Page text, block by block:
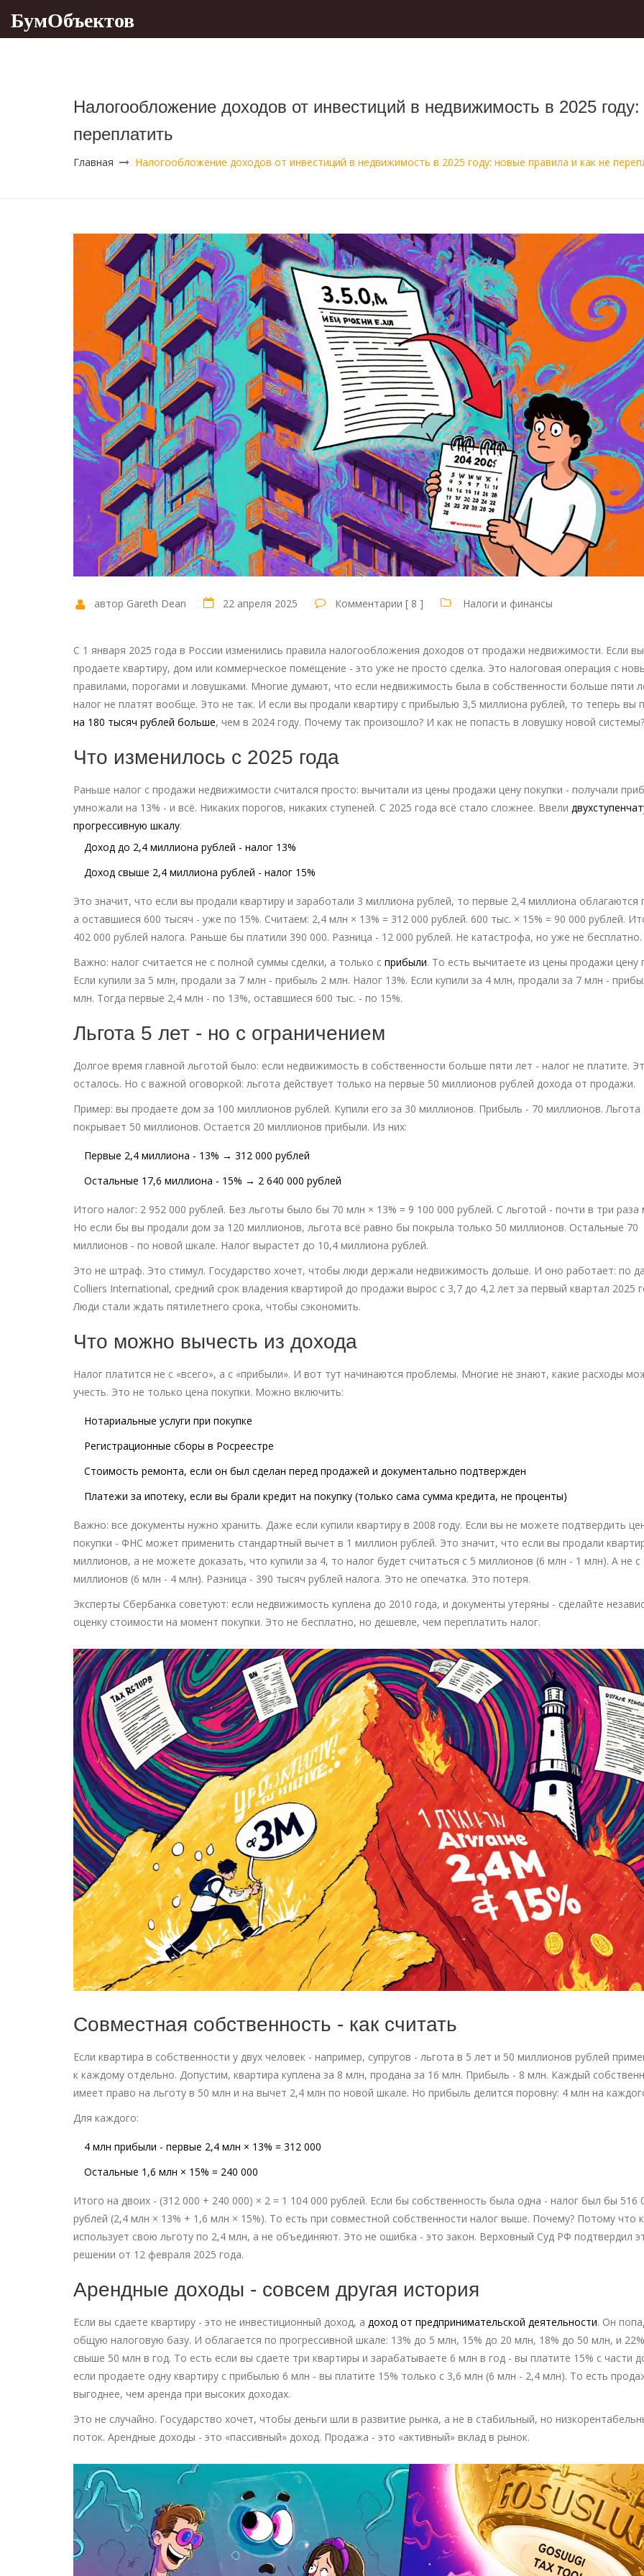
БумОбъектов
Налогообложение доходов от инвестиций в недвижимость в 2025
переплатить
Главная Налогообложение доходов от инвестиций в недвижимость в 2025 году: новые правила и как не
автор Gareth Dean 22 апреля 2025 Комментарии [ 8 ] Налоги и финансы
С 1 января 2025 года в России изменились правила налогообложения доходов от продажи недвижимости. Если вы
продаете квартиру, дом или коммерческое помещение - это уже не просто сделка. Это налоговая операция с
правилами, порогами и ловушками. Многие думают, что если недвижимость была в собственности больше пяти
налог не платят вообще. Это не так. И если вы продали квартиру с прибылью 3,5 миллиона рублей, то теперь вы
на 180 тысяч рублей больше, чем в 2024 году. Почему так произошло? И как не попасть в ловушку новой системы?
Что изменилось с 2025 года
Раньше налог с продажи недвижимости считался просто: вычитали из цены продажи цену покупки - получали
умножали на 13% - и всё. Никаких порогов, никаких ступеней. С 2025 года всё стало сложнее. Ввели
прогрессивную шкалу.
Доход до 2,4 миллиона рублей - налог 13%
Доход свыше 2,4 миллиона рублей - налог 15%
Это значит, что если вы продали квартиру и заработали 3 миллиона рублей, то первые 2,4 миллиона облагаются
а оставшиеся 600 тысяч - уже по 15%. Считаем: 2,4 млн × 13% = 312 000 рублей. 600 тыс. × 15% = 90 000 рублей.
402 000 рублей налога. Раньше бы платили 390 000. Разница - 12 000 рублей. Не катастрофа, но уже не бесплатно.
Важно: налог считается не с полной суммы сделки, а только с прибыли. То есть вычитаете из цены продажи цену
Если купили за 5 млн, продали за 7 млн - прибыль 2 млн. Налог 13%. Если купили за 4 млн, продали за 7 млн -
млн. Тогда первые 2,4 млн - по 13%, оставшиеся 600 тыс. - по 15%.
Льгота 5 лет - но с ограничением
Долгое время главной льготой было: если недвижимость в собственности больше пяти лет - налог не платите.
осталось. Но с важной оговоркой: льгота действует только на первые 50 миллионов рублей дохода от продажи.
Пример: вы продаете дом за 100 миллионов рублей. Купили его за 30 миллионов. Прибыль - 70 миллионов. Льгота
покрывает 50 миллионов. Остается 20 миллионов прибыли. Из них:
Первые 2,4 миллиона - 13% → 312 000 рублей
Остальные 17,6 миллиона - 15% → 2 640 000 рублей
Итого налог: 2 952 000 рублей. Без льготы было бы 70 млн × 13% = 9 100 000 рублей. С льготой - почти в три раза
Но если бы вы продали дом за 120 миллионов, льгота всё равно бы покрыла только 50 миллионов. Остальные 70
миллионов - по новой шкале. Налог вырастет до 10,4 миллиона рублей.
Это не штраф. Это стимул. Государство хочет, чтобы люди держали недвижимость дольше. И оно работает: по
Colliers International, средний срок владения квартирой до продажи вырос с 3,7 до 4,2 лет за первый квартал 2025
Люди стали ждать пятилетнего срока, чтобы сэкономить.
Что можно вычесть из дохода
Налог платится не с «всего», а с «прибыли». И вот тут начинаются проблемы. Многие не знают, какие расходы
учесть. Это не только цена покупки. Можно включить:
Нотариальные услуги при покупке
Регистрационные сборы в Росреестре
Стоимость ремонта, если он был сделан перед продажей и документально подтвержден
Платежи за ипотеку, если вы брали кредит на покупку (только сама сумма кредита, не проценты)
Важно: все документы нужно хранить. Даже если купили квартиру в 2008 году. Если вы не можете подтвердить
покупки - ФНС может применить стандартный вычет в 1 миллион рублей. Это значит, что если вы продали
миллионов, а не можете доказать, что купили за 4, то налог будет считаться с 5 миллионов (6 млн - 1 млн). А не с
миллионов (6 млн - 4 млн). Разница - 390 тысяч рублей налога. Это не опечатка. Это потеря.
Эксперты Сбербанка советуют: если недвижимость куплена до 2010 года, и документы утеряны - сделайте
оценку стоимости на момент покупки. Это не бесплатно, но дешевле, чем переплатить налог.
Совместная собственность - как считать
Если квартира в собственности у двух человек - например, супругов - льгота в 5 лет и 50 миллионов рублей
к каждому отдельно. Допустим, квартира куплена за 8 млн, продана за 16 млн. Прибыль - 8 млн. Каждый
имеет право на льготу в 50 млн и на вычет 2,4 млн по новой шкале. Но прибыль делится поровну: 4 млн на
Для каждого:
4 млн прибыли - первые 2,4 млн × 13% = 312 000
Остальные 1,6 млн × 15% = 240 000
Итого на двоих - (312 000 + 240 000) × 2 = 1 104 000 рублей. Если бы собственность была одна - налог был бы 516
рублей (2,4 млн × 13% + 1,6 млн × 15%). То есть при совместной собственности налог выше. Почему? Потому что
использует свою льготу по 2,4 млн, а не объединяют. Это не ошибка - это закон. Верховный Суд РФ подтвердил
решении от 12 февраля 2025 года.
Арендные доходы - совсем другая история
Если вы сдаете квартиру - это не инвестиционный доход, а доход от предпринимательской деятельности. Он
общую налоговую базу. И облагается по прогрессивной шкале: 13% до 5 млн, 15% до 20 млн, 18% до 50 млн, и
свыше 50 млн в год. То есть если вы сдаете три квартиры и зарабатываете 6 млн в год - вы платите 15% с части
если продаете одну квартиру с прибылью 6 млн - вы платите 15% только с 3,6 млн (6 млн - 2,4 млн). То есть
выгоднее, чем аренда при высоких доходах.
Это не случайно. Государство хочет, чтобы деньги шли в развитие рынка, а не в стабильный, но
поток. Арендные доходы - это «пассивный» доход. Продажа - это «активный» вклад в рынок.